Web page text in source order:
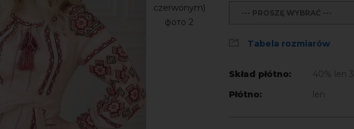
--- PROSZĘ WYBRAĆ ---
Tabela rozmiarów
Skład płótno:
40% len
Płótno:
len